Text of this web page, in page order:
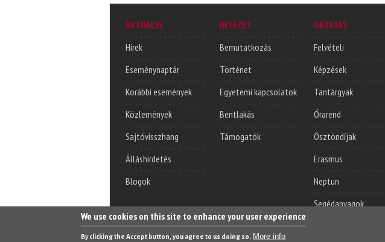
AKTUÁLIS
Hírek
Eseménynaptár
Korábbi események
Közlemények
Sajtóvisszhang
Álláshirdetés
Blogok
INTÉZET
Bemutatkozás
Történet
Egyetemi kapcsolatok
Bentlakás
Támogatók
OKTATÁS
Felvételi
Képzések
Tantárgyak
Órarend
Ösztöndíjak
Erasmus
Neptun
Segédanyagok
We use cookies on this site to enhance your user experience
By clicking the Accept button, you agree to us doing so. More info